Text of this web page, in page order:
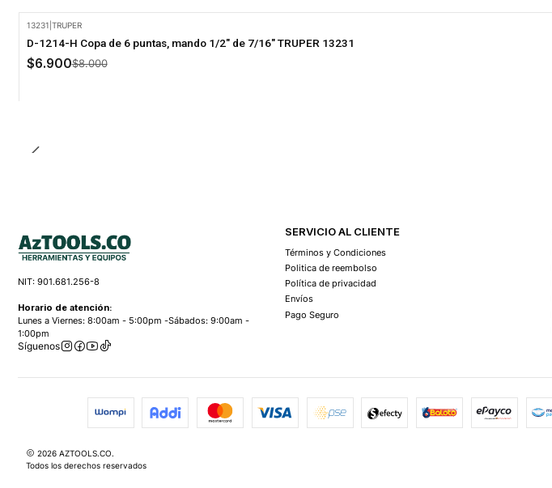
13231 TRUPER
D-1214-H Copa de 6 puntas, mando 1/2" de 7/16" TRUPER 13231
$6.900$8.000
NIT: 901.681.256-8
Horario de atención:
Lunes a Viernes: 8:00am - 5:00pm -Sábados: 9:00am -
1:00pm
Síguenos
SERVICIO AL CLIENTE
Términos y Condiciones
Politica de reembolso
Política de privacidad
Envíos
Pago Seguro
2026 AZTOOLS.CO.
Todos los derechos reservados